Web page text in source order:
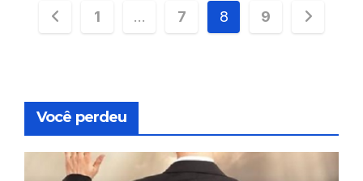
Paginação
1 … 7 8 9
Você perdeu